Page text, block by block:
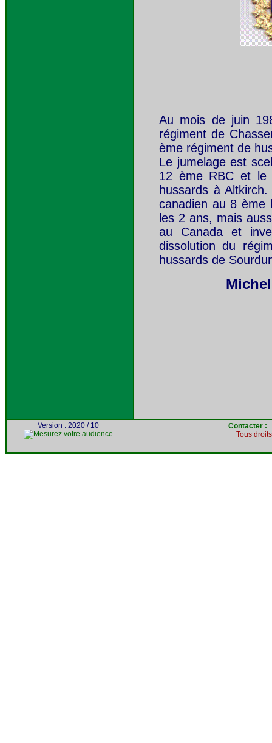
Au mois de juin
régiment de
ème régiment de
Le jumelage est
12 ème RBC et le
hussards à
canadien au 8 ème
les 2 ans, mais
au Canada et
dissolution du
hussards de
Version : 2020 / 10
Contacter :
Tous